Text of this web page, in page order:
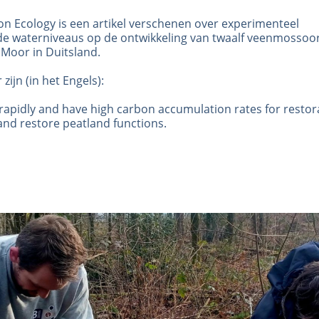
Ecology is een artikel verschenen over experimenteel
waterniveaus op de ontwikkeling van twaalf
in Duitsland.
(in het Engels):
and have high carbon accumulation rates for
restore peatland functions.